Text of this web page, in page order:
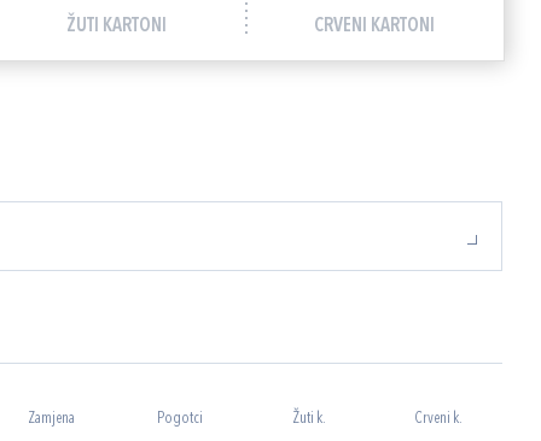
ŽUTI KARTONI CRVENI KARTONI
Zamjena Pogotci Žuti k. Crveni k.